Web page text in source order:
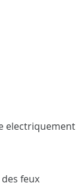
electriquement
feux